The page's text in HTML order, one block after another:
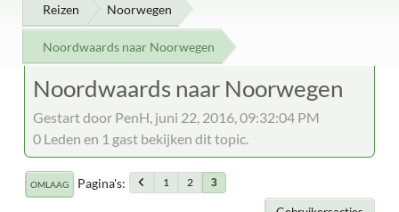
Reizen Noorwegen
Noordwaards naar Noorwegen
Noordwaards naar Noorwegen
Gestart door PenH, juni 22, 2016, 09:32:04 PM
0 Leden en 1 gast bekijken dit topic.
OMLAAG Pagina's 1 2 3